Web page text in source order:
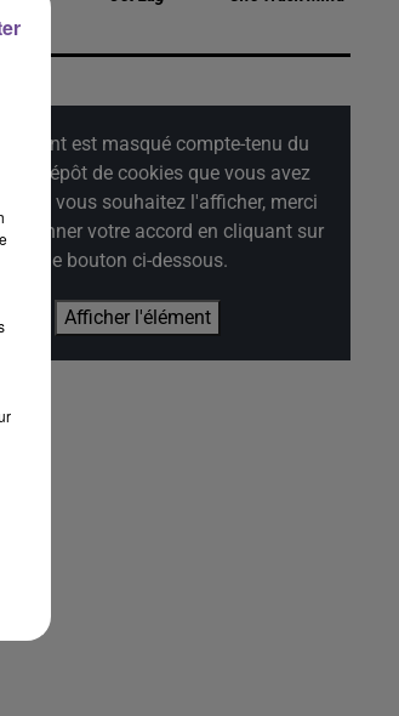
élément est masqué compte-tenu du
du dépôt de cookies que vous avez
Si vous souhaitez l'afficher, merci
donner votre accord en cliquant sur
le bouton ci-dessous.
Afficher l'élément